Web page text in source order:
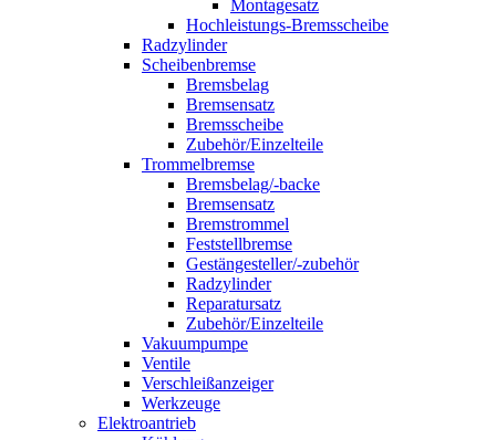
Montagesatz
Hochleistungs-Bremsscheibe
Radzylinder
Scheibenbremse
Bremsbelag
Bremsensatz
Bremsscheibe
Zubehör/Einzelteile
Trommelbremse
Bremsbelag/-backe
Bremsensatz
Bremstrommel
Feststellbremse
Gestängesteller/-zubehör
Radzylinder
Reparatursatz
Zubehör/Einzelteile
Vakuumpumpe
Ventile
Verschleißanzeiger
Werkzeuge
Elektroantrieb